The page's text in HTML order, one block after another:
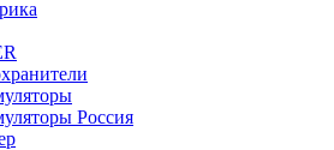
Россия